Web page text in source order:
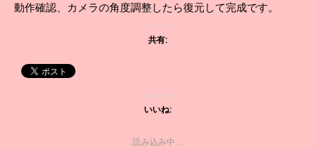
動作確認、カメラの角度調整したら復元して完成です。
共有:
いいね:
読み込み中…